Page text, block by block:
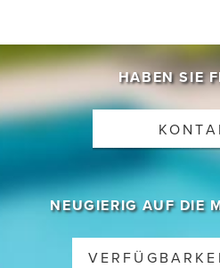
HABEN SIE
NEUGIERIG AUF DIE